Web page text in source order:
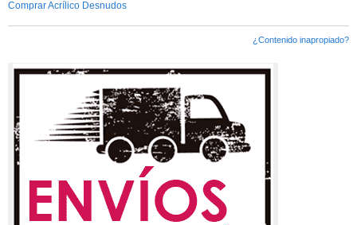
Comprar Acrílico Desnudos
¿Contenido inapropiado?